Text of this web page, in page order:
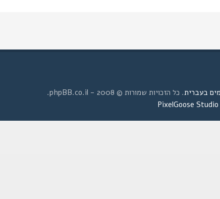
. כל הזכויות שמורות © 2008 - phpBB.co.il.
PixelGoose Studio